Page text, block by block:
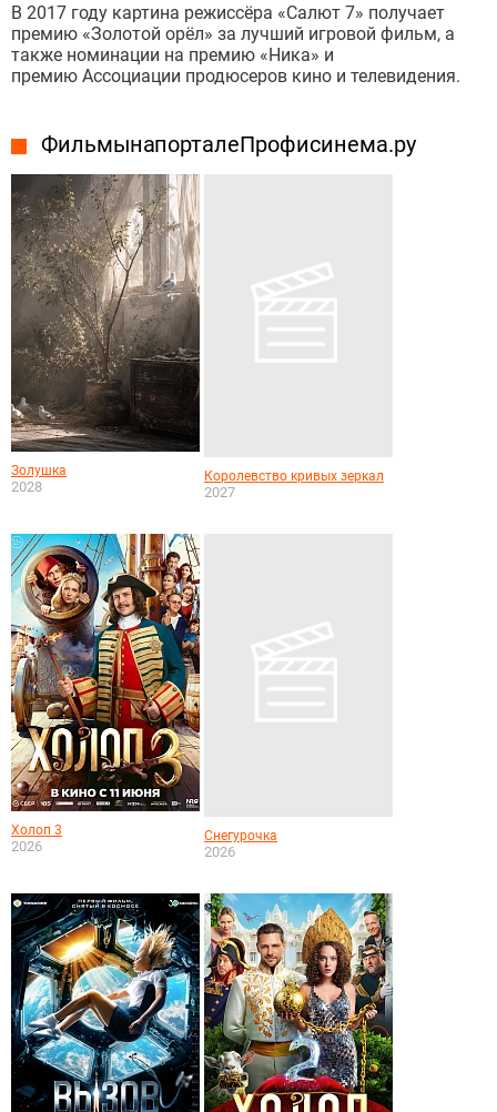
В 2017 году картина режиссёра «Салют 7» получает
премию «Золотой орёл» за лучший игровой фильм, а
также номинации на премию «Ника» и
премию Ассоциации продюсеров кино и телевидения.
Фильмы на портале Профисинема.ру
Золушка
2028
Королевство кривых зеркал
2027
Холоп 3
2026
Снегурочка
2026